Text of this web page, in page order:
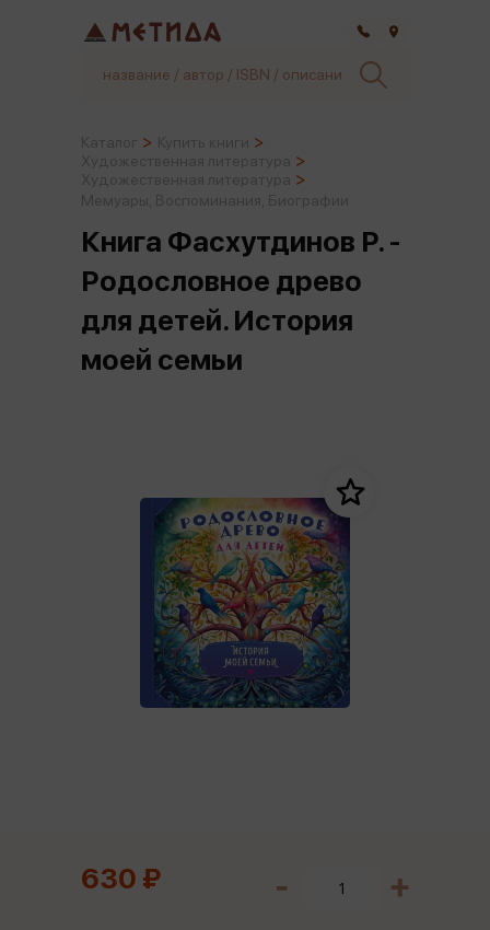
Книга Фасхутдинов Р. -
Родословное древо
для детей. История
моей семьи
630 ₽